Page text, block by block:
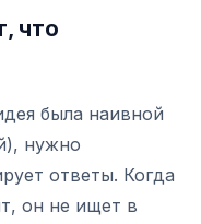
что
была наивной
нужно
ответы. Когда
он не ищет в